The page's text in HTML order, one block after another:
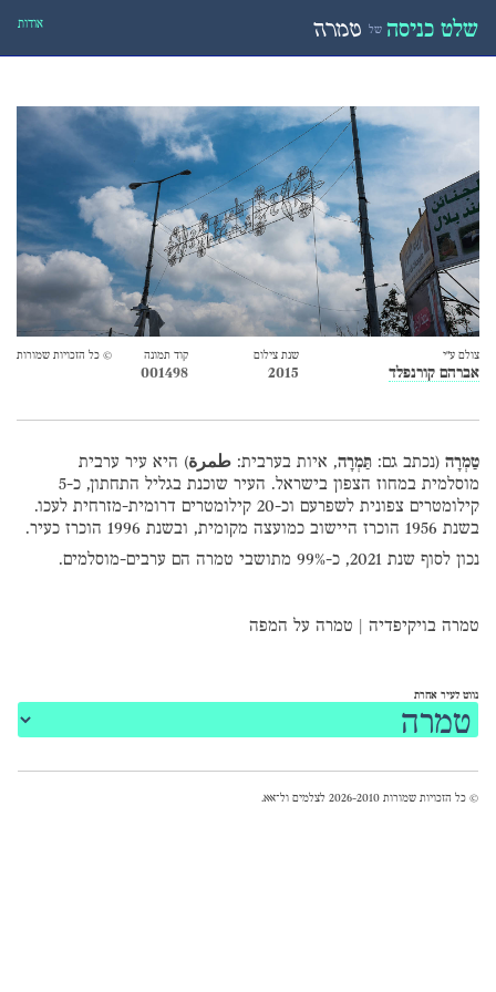
שלט כניסה של טמרה אודות
צולם ע״י
אברהם קורנפלד
שנת צילום
2015
קוד תמונה
001498
© כל הזכויות שמורות
טַמְרָה (נכתב גם:תַּמְרָה, איות בערבית:طمرة) היא עיר ערבית
מוסלמית במחוז הצפון בישראל. העיר שוכנת בגליל התחתון, כ-5
קילומטרים צפונית לשפרעם וכ-20 קילומטרים דרומית-מזרחית לעכו.
בשנת 1956 הוכרז היישוב כמועצה מקומית, ובשנת 1996 הוכרז כעיר.
נכון לסוף שנת 2021, כ-99% מתושבי טמרה הם ערבים-מוסלמים.
טמרה בויקיפדיה טמרה על המפה
נווט לעיר אחרת
© כל הזכויות שמורות 2026-2010 לצלמים ול־ אאא.